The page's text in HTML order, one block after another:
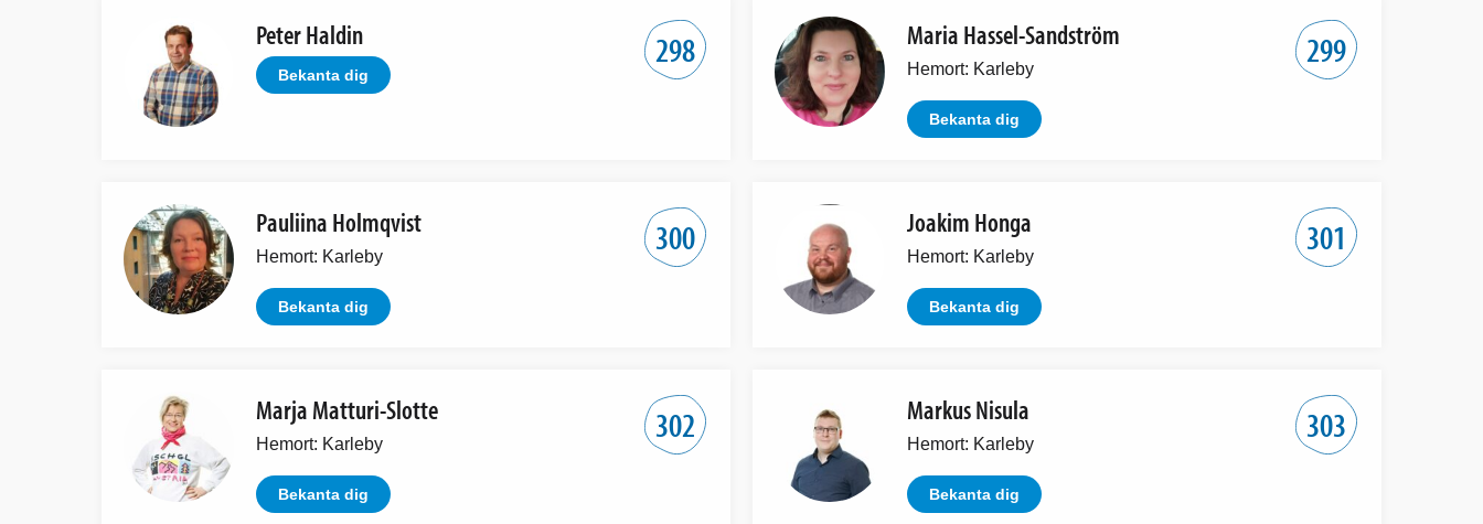
298
Peter Haldin
Bekanta dig
299
Maria Hassel-Sandström
Hemort: Karleby
Bekanta dig
300
Pauliina Holmqvist
Hemort: Karleby
Bekanta dig
301
Joakim Honga
Hemort: Karleby
Bekanta dig
302
Marja Matturi-Slotte
Hemort: Karleby
Bekanta dig
303
Markus Nisula
Hemort: Karleby
Bekanta dig